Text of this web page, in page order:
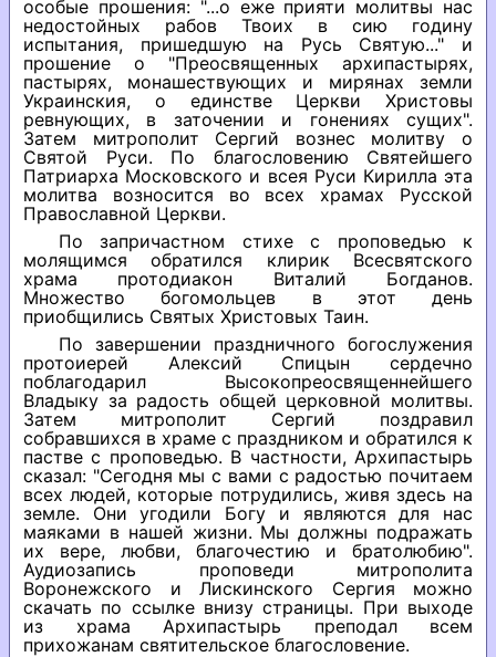
особые прошения: "...о еже прияти молитвы нас
недостойных рабов Твоих в сию годину
испытания, пришедшую на Русь Святую..." и
прошение о "Преосвященных архипастырях,
пастырях, монашествующих и мирянах земли
Украинския, о единстве Церкви Христовы
ревнующих, в заточении и гонениях сущих".
Затем митрополит Сергий вознес молитву о
Святой Руси. По благословению Святейшего
Патриарха Московского и всея Руси Кирилла эта
молитва возносится во всех храмах Русской
Православной Церкви.
По запричастном стихе с проповедью к
молящимся обратился клирик Всесвятского
храма протодиакон Виталий Богданов.
Множество богомольцев в этот день
приобщились Святых Христовых Таин.
По завершении праздничного богослужения
протоиерей Алексий Спицын сердечно
поблагодарил Высокопреосвященнейшего
Владыку за радость общей церковной молитвы.
Затем митрополит Сергий поздравил
собравшихся в храме с праздником и обратился к
пастве с проповедью. В частности, Архипастырь
сказал: "Сегодня мы с вами с радостью почитаем
всех людей, которые потрудились, живя здесь на
земле. Они угодили Богу и являются для нас
маяками в нашей жизни. Мы должны подражать
их вере, любви, благочестию и братолюбию".
Аудиозапись проповеди митрополита
Воронежского и Лискинского Сергия можно
скачать по ссылке внизу страницы. При выходе
из храма Архипастырь преподал всем
прихожанам святительское благословение.